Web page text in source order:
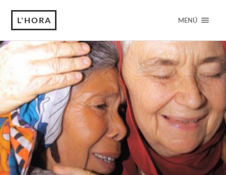
L'HORA MENÚ